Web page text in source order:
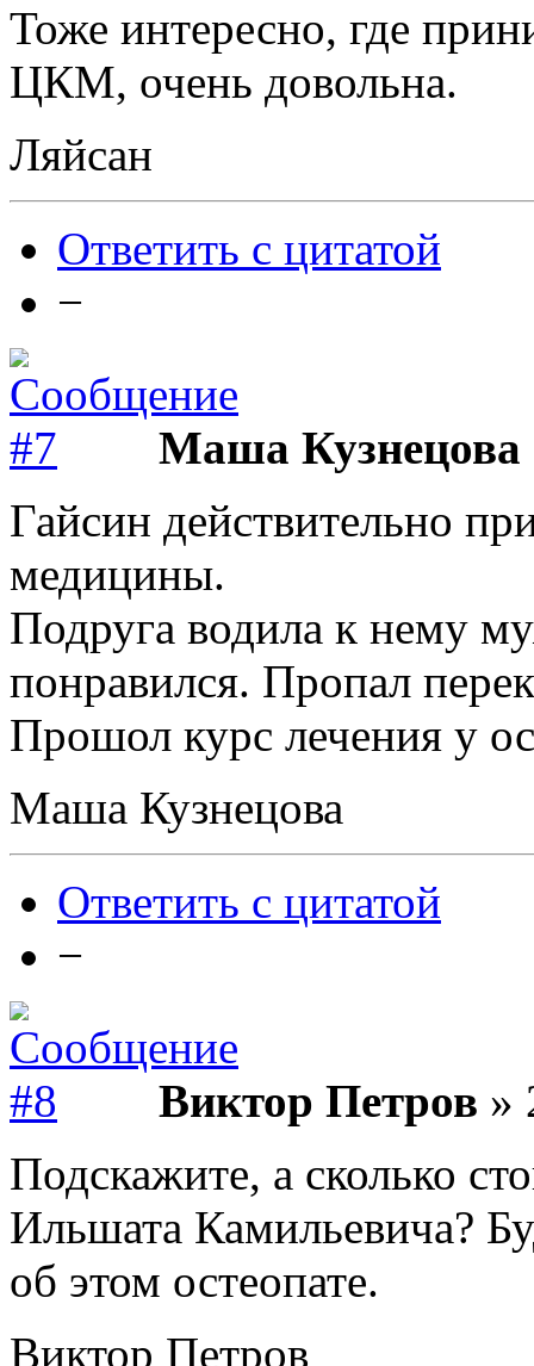
Тоже интересно, где
ЦКМ, очень довольна.
Ляйсан
Ответить с цитатой
−
Маша Кузнецова
Гайсин действительно
медицины.
Подруга водила к нему
понравился. Пропал
Прошол курс лечения у
Маша Кузнецова
Ответить с цитатой
−
Виктор Петров »
Подскажите, а сколько
Ильшата Камильевича?
об этом остеопате.
Виктор Петров